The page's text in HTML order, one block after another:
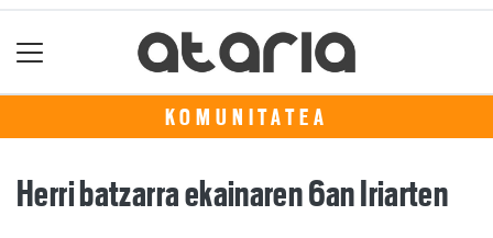
KOMUNITATEA
Herri batzarra ekainaren 6an Iriarten